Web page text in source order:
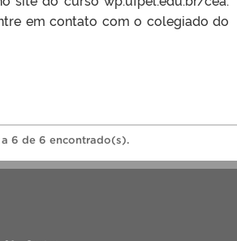
em contato com o colegiado do
6 de 6 encontrado(s).